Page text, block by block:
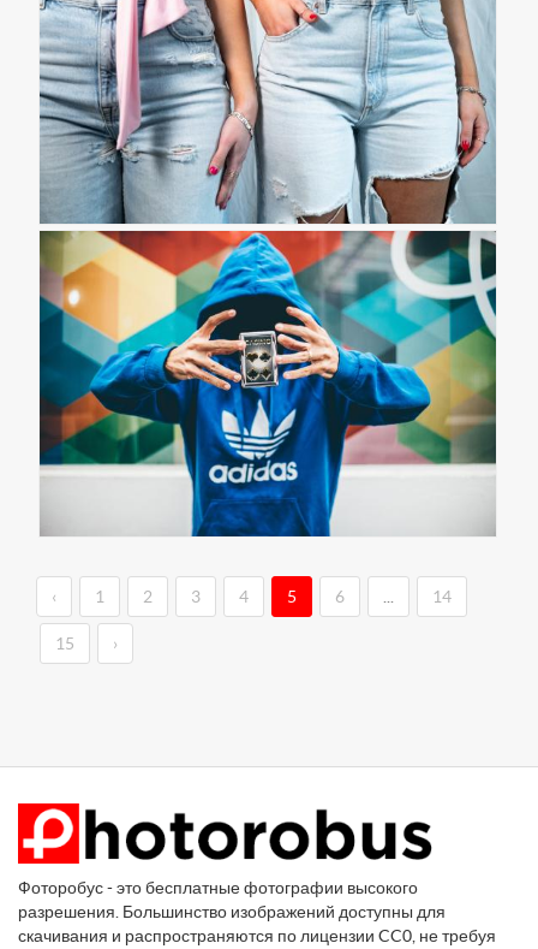
‹ 1 2 3 4 5 6 14
15 ›
Фоторобус - это бесплатные фотографии высокого
разрешения. Большинство изображений доступны для
скачивания и распространяются по лицензии CC0, не требуя